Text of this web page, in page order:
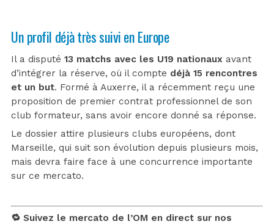
Un profil déjà très suivi en Europe
Il a disputé 13 matchs avec les U19 nationaux avant
d’intégrer la réserve, où il compte déjà 15 rencontres
et un but. Formé à Auxerre, il a récemment reçu une
proposition de premier contrat professionnel de son
club formateur, sans avoir encore donné sa réponse.
Le dossier attire plusieurs clubs européens, dont
Marseille, qui suit son évolution depuis plusieurs mois,
mais devra faire face à une concurrence importante
sur ce mercato.
🔁 Suivez le mercato de l’OM en direct sur nos